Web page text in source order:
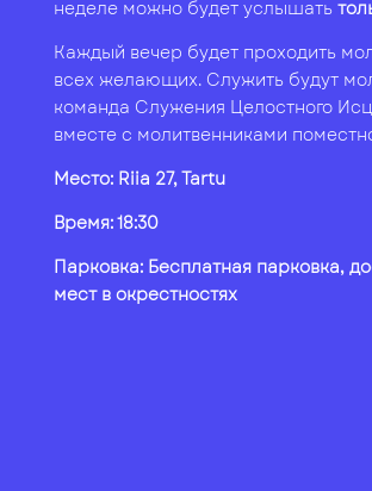
неделе можно будет услышать
Каждый вечер будет проходить
всех желающих. Служить будут
команда Служения Целостного
вместе с молитвенниками
Место: Riia 27, Tartu
Время: 18:30
Парковка: Бесплатная парковка,
мест в окрестностях